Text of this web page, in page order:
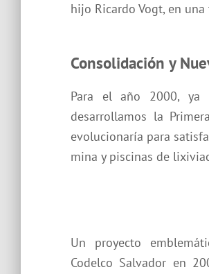
hijo Ricardo Vogt, en
Consolidación y
Para el año 2000, ya
desarrollamos la Primera
evolucionaría para
mina y piscinas de
Un proyecto
Codelco Salvador en